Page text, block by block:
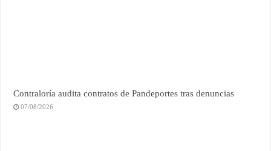
Contraloría audita contratos de Pandeportes tras denuncias
07/08/2026